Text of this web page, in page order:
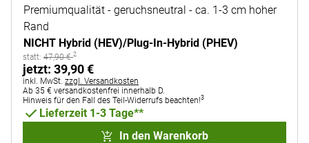
Premiumqualität - geruchsneutral - ca. 1-3 cm hoher
Rand
NICHT Hybrid (HEV)/Plug-In-Hybrid (PHEV)
statt:
statt: 47,90€ 2
jetzt:
jetzt: 39,90€
Steuerhinweis:
inkl. MwSt. zzgl. Versandkosten
Ab 35 € versandkostenfrei innerhalb D.
Hinweis für den Fall des Teil-Widerrufs beachten!3
Lieferzeit 1-3 Tage**
In den Warenkorb